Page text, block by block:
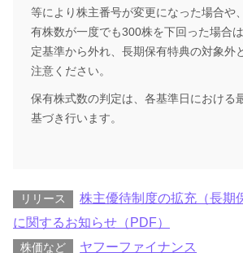
等により株主番号が変更になった場合や
有株数が一度でも300株を下回った場合
定基準から外れ、長期保有特典の対象外
注意ください。
保有株式数の判定は、各基準日における
基づき行います。
リリース
株主優待制度の拡充（長期
に関するお知らせ（PDF）
株価など ヤフーファイナンス